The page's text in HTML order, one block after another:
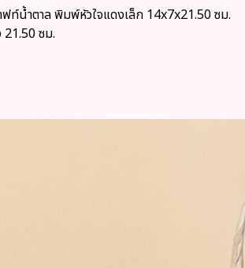
ฟท์น้ำตาล พิมพ์หัวใจแดงเล็ก 14x7x21.50 ซม.
21.50 ซม.